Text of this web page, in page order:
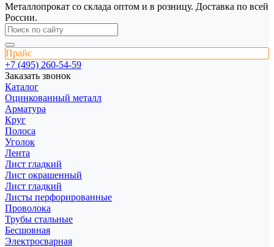
Металлопрокат со склада оптом и в розницу. Доставка по всей
России.
Прайс
+7 (495) 260-54-59
Заказать звонок
Каталог
Оцинкованный металл
Арматура
Круг
Полоса
Уголок
Лента
Лист гладкий
Лист окрашенный
Лист гладкий
Листы перфорированные
Проволока
Трубы стальные
Бесшовная
Электросварная